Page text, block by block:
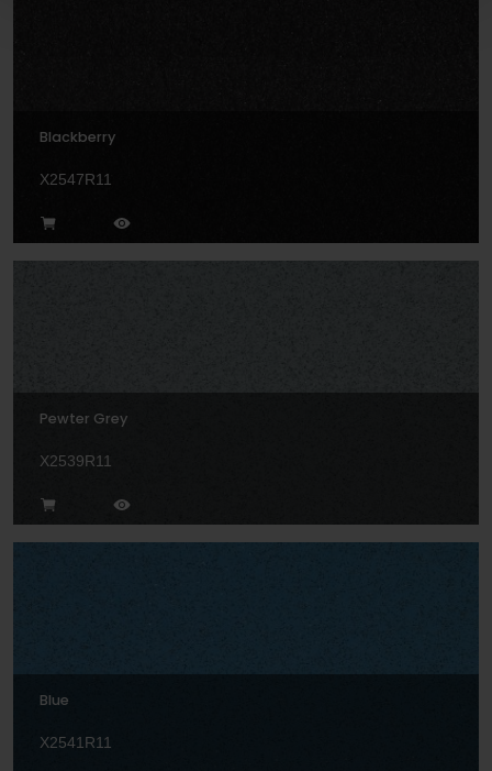
Blackberry
X2547R11
Pewter Grey
X2539R11
Blue
X2541R11